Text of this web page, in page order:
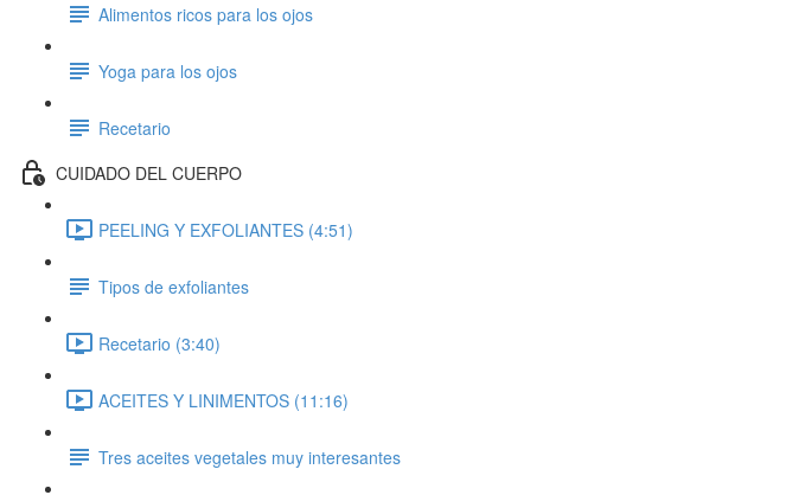
Alimentos ricos para los ojos
Yoga para los ojos
Recetario
CUIDADO DEL CUERPO
PEELING Y EXFOLIANTES (4:51)
Tipos de exfoliantes
Recetario (3:40)
ACEITES Y LINIMENTOS (11:16)
Tres aceites vegetales muy interesantes